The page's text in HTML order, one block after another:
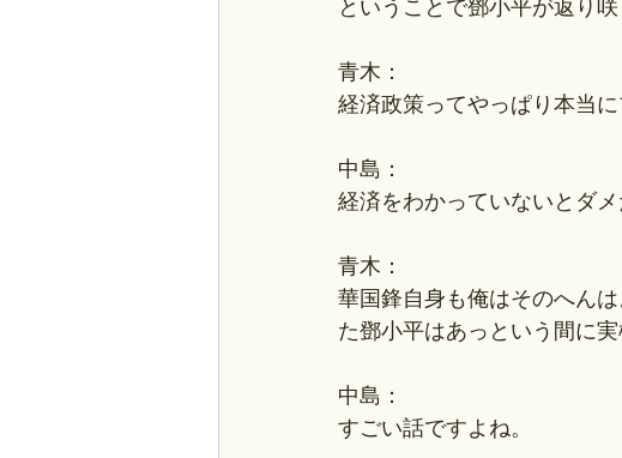
ということで鄧小平が返り咲
青木：
経済政策ってやっぱり本当
中島：
経済をわかっていないとダメ
青木：
華国鋒自身も俺はそのへん
た鄧小平はあっという間に
中島：
すごい話ですよね。